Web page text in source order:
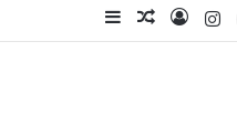
مقالتسجيلانستقراميوتيوب